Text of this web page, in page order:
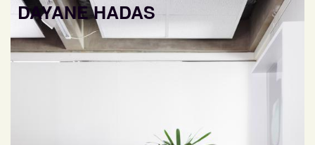
DAYANE HADAS